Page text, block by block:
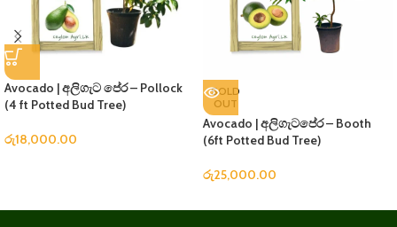
Avocado | අලිගැට පේර – Pollock
(4 ft Potted Bud Tree)
රු18,000.00
SOLD
OUT
Avocado | අලිගැටපේර – Booth
(6ft Potted Bud Tree)
රු25,000.00